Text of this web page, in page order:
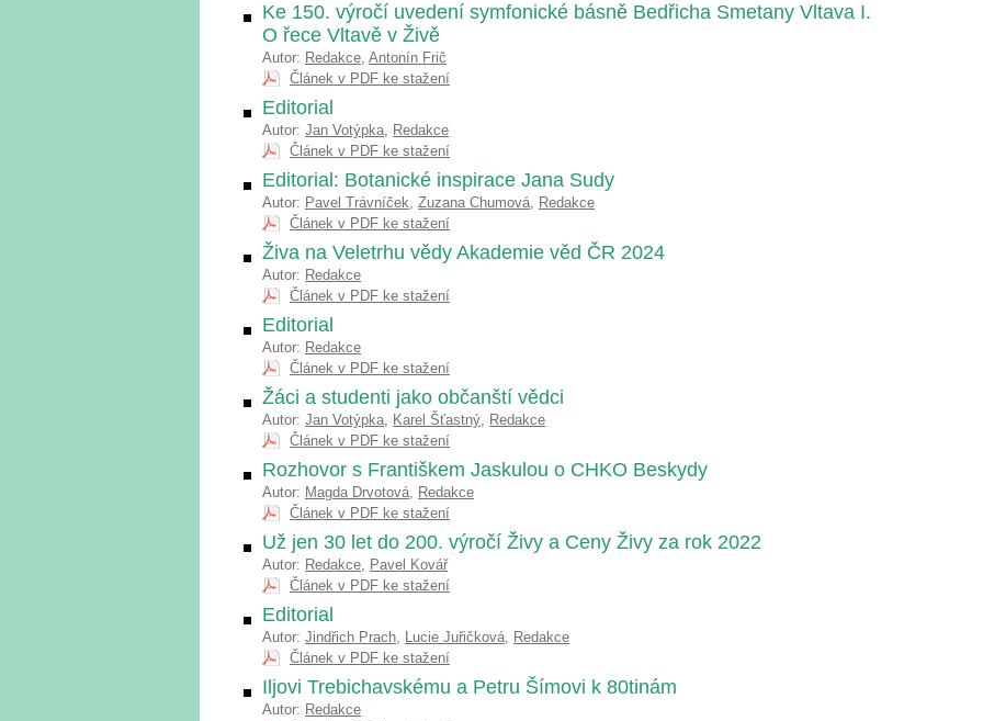
Ke 150. výročí uvedení symfonické básně Bedřicha Smetany Vltava I.
O řece Vltavě v Živě
Autor: Redakce, Antonín Frič
Článek v PDF ke stažení
Editorial
Autor: Jan Votýpka, Redakce
Článek v PDF ke stažení
Editorial: Botanické inspirace Jana Sudy
Autor: Pavel Trávníček, Zuzana Chumová, Redakce
Článek v PDF ke stažení
Živa na Veletrhu vědy Akademie věd ČR 2024
Autor: Redakce
Článek v PDF ke stažení
Editorial
Autor: Redakce
Článek v PDF ke stažení
Žáci a studenti jako občanští vědci
Autor: Jan Votýpka, Karel Šťastný, Redakce
Článek v PDF ke stažení
Rozhovor s Františkem Jaskulou o CHKO Beskydy
Autor: Magda Drvotová, Redakce
Článek v PDF ke stažení
Už jen 30 let do 200. výročí Živy a Ceny Živy za rok 2022
Autor: Redakce, Pavel Kovář
Článek v PDF ke stažení
Editorial
Autor: Jindřich Prach, Lucie Juřičková, Redakce
Článek v PDF ke stažení
Iljovi Trebichavskému a Petru Šímovi k 80tinám
Autor: Redakce